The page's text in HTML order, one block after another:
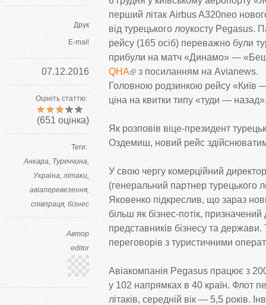
Друк
E-mail
07.12.2016
Оцініть статтю:
(651 оцінка)
Теги:
Анкара Туреччина
Україна літаки
авіаперевезення
співпраця бізнес
Автор
editor
перший літак Airbus A320neo
від турецького лоукосту
рейсу (165 осіб) переважно були
прибули на матч «Динамо» — «
QHA
з посиланням на Аvianews.
Головною родзинкою рейсу «Київ
ціна на квитки типу «туди —назад»
Як розповів віце-президент
Оздемиш, новий рейс
У свою чергу комерційний
(генеральний партнер турецького
Яковенко підкреслив, що зараз
більш як бізнес-потік, призначений
представників бізнесу та держави.
переговорів з туристичними
Авіакомпанія Pegasus працює з
у 102 напрямках в 40 країн. Флот
літаків, середній вік — 5,5 років.